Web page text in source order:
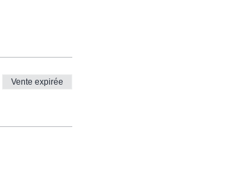
Vente expirée